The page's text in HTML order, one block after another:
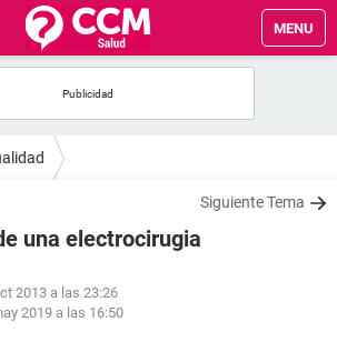
MENU
Siguiente Tema
una electrocirugia
2013 a las 23:26
2019 a las 16:50